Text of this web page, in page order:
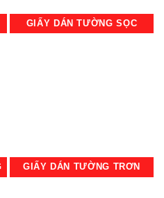
GIẤY DÁN TƯỜNG SỌC
GIẤY DÁN TƯỜNG TRƠN